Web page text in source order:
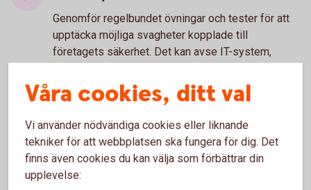
Genomför regelbundet övningar och tester för att
upptäcka möjliga svagheter kopplade till
företagets säkerhet. Det kan avse IT-system,
risker kopplat till medarbetare
Träna medarbetarna
Utbilda dina medarbetare regelbundet i era
kontrollprocesser. Både för att alla ska veta hur de
ska agera i vissa situationer, och risker de bör vara
Våra cookies, ditt val
Vi använder nödvändiga cookies eller liknande
tekniker för att webbplatsen ska fungera för dig. Det
finns även cookies du kan välja som förbättrar din
upplevelse: